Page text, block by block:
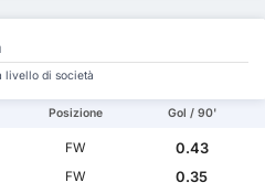
livello di società
Posizione Gol / 90'
FW
0.43
FW
0.35